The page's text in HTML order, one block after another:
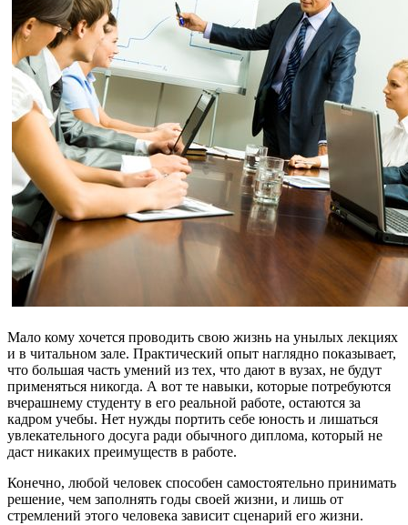
Мало кому хочется проводить свою жизнь на унылых лекциях
и в читальном зале. Практический опыт наглядно показывает,
что большая часть умений из тех, что дают в вузах, не будут
применяться никогда. А вот те навыки, которые потребуются
вчерашнему студенту в его реальной работе, остаются за
кадром учебы. Нет нужды портить себе юность и лишаться
увлекательного досуга ради обычного диплома, который не
даст никаких преимуществ в работе.
Конечно, любой человек способен самостоятельно принимать
решение, чем заполнять годы своей жизни, и лишь от
стремлений этого человека зависит сценарий его жизни.